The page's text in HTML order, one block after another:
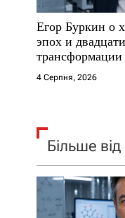
с
і
в
Егор Буркин о
эпох и
трансформации
4 Серпня, 2026
Більше